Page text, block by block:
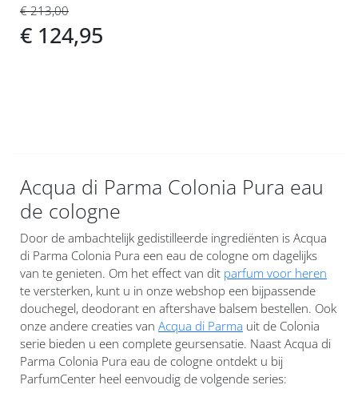
€ 213,00
€ 124,95
Acqua di Parma Colonia Pura eau
de cologne
Door de ambachtelijk gedistilleerde ingrediënten is Acqua
di Parma Colonia Pura een eau de cologne om dagelijks
van te genieten. Om het effect van dit parfum voor heren
te versterken, kunt u in onze webshop een bijpassende
douchegel, deodorant en aftershave balsem bestellen. Ook
onze andere creaties van Acqua di Parma uit de Colonia
serie bieden u een complete geursensatie. Naast Acqua di
Parma Colonia Pura eau de cologne ontdekt u bij
ParfumCenter heel eenvoudig de volgende series: